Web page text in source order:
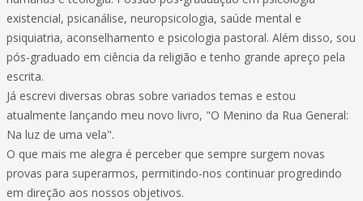
existencial, psicanálise, neuropsicologia, saúde mental e
psiquiatria, aconselhamento e psicologia pastoral. Além disso, sou
pós-graduado em ciência da religião e tenho grande apreço pela
escrita.
Já escrevi diversas obras sobre variados temas e estou
atualmente lançando meu novo livro, "O Menino da Rua General:
Na luz de uma vela".
O que mais me alegra é perceber que sempre surgem novas
provas para superarmos, permitindo-nos continuar progredindo
em direção aos nossos objetivos.